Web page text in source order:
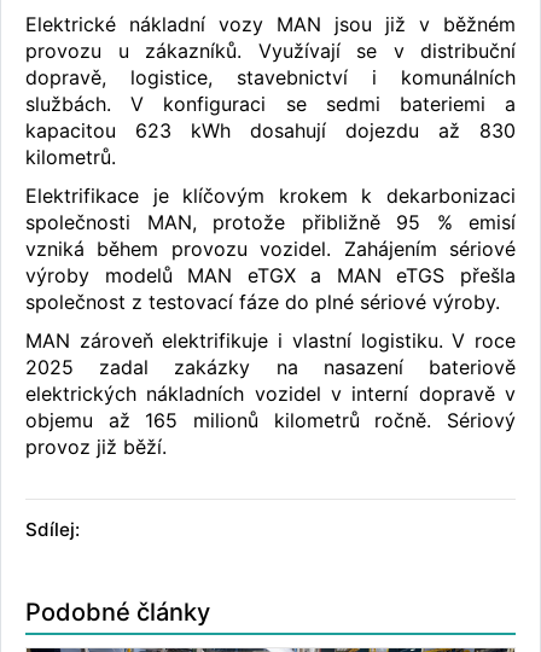
Elektrické nákladní vozy MAN jsou již v běžném
provozu u zákazníků. Využívají se v distribuční
dopravě, logistice, stavebnictví i komunálních
službách. V konfiguraci se sedmi bateriemi a
kapacitou 623 kWh dosahují dojezdu až 830
kilometrů.
Elektrifikace je klíčovým krokem k dekarbonizaci
společnosti MAN, protože přibližně 95 % emisí
vzniká během provozu vozidel. Zahájením sériové
výroby modelů MAN eTGX a MAN eTGS přešla
společnost z testovací fáze do plné sériové výroby.
MAN zároveň elektrifikuje i vlastní logistiku. V roce
2025 zadal zakázky na nasazení bateriově
elektrických nákladních vozidel v interní dopravě v
objemu až 165 milionů kilometrů ročně. Sériový
provoz již běží.
Sdílej:
Podobné články